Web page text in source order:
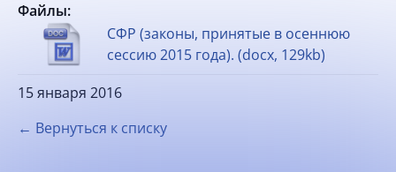
Файлы:
СФР (законы, принятые в осеннюю
сессию 2015 года). (docx, 129kb)
15 января 2016
← Вернуться к списку